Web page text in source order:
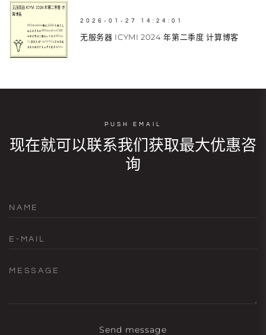
2026-01-27 14:24:01
无服务器 ICYMI 2024 年第二季度 计算博客
PUSH EMAIL
现在就可以联系我们获取最大优惠咨
询
NAME
E-MAIL
MESSAGE
Send message